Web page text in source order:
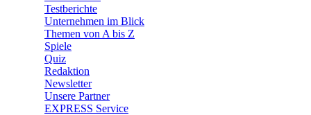
Testberichte
Unternehmen im Blick
Themen von A bis Z
Spiele
Quiz
Redaktion
Newsletter
Unsere Partner
EXPRESS Service